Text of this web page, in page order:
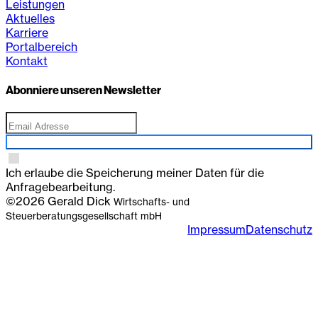
Leistungen
Aktuelles
Karriere
Portalbereich
Kontakt
Abonniere unseren Newsletter
Ich erlaube die Speicherung meiner Daten für die
Anfragebearbeitung.
©2026 Gerald Dick Wirtschafts- und
Steuerberatungsgesellschaft mbH
ImpressumDatenschutz